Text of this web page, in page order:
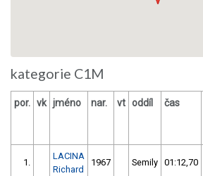
kategorie C1M
por. vk jméno nar. vt oddíl čas
1.
LACINA
Richard
1967 Semily 01:12,70